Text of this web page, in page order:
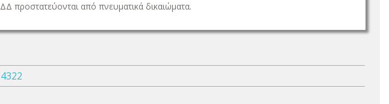
προστατεύονται από πνευματικά δικαιώματα.